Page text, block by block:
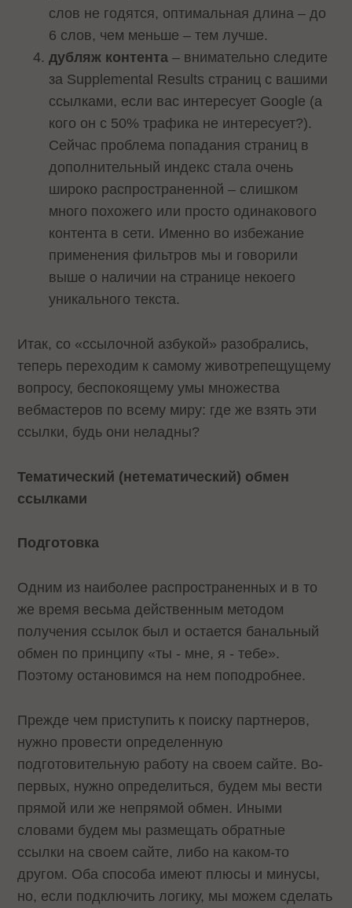
слов не годятся, оптимальная длина – до
6 слов, чем меньше – тем лучше.
дубляж контента – внимательно следите
за Supplemental Results страниц с вашими
ссылками, если вас интересует Google (а
кого он с 50% трафика не интересует?).
Сейчас проблема попадания страниц в
дополнительный индекс стала очень
широко распространенной – слишком
много похожего или просто одинакового
контента в сети. Именно во избежание
применения фильтров мы и говорили
выше о наличии на странице некоего
уникального текста.
Итак, со «ссылочной азбукой» разобрались,
теперь переходим к самому животрепещущему
вопросу, беспокоящему умы множества
вебмастеров по всему миру: где же взять эти
ссылки, будь они неладны?
Тематический (нетематический) обмен
ссылками
Подготовка
Одним из наиболее распространенных и в то
же время весьма действенным методом
получения ссылок был и остается банальный
обмен по принципу «ты - мне, я - тебе».
Поэтому остановимся на нем поподробнее.
Прежде чем приступить к поиску партнеров,
нужно провести определенную
подготовительную работу на своем сайте. Во-
первых, нужно определиться, будем мы вести
прямой или же непрямой обмен. Иными
словами будем мы размещать обратные
ссылки на своем сайте, либо на каком-то
другом. Оба способа имеют плюсы и минусы,
но, если подключить логику, мы можем сделать